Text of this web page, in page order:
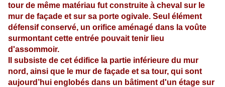
tour de même matériau fut construite à cheval sur le
mur de façade et sur sa porte ogivale. Seul élément
défensif conservé, un orifice aménagé dans la voûte
surmontant cette entrée pouvait tenir lieu
d'assommoir.
Il subsiste de cet édifice la partie inférieure du mur
nord, ainsi que le mur de façade et sa tour, qui sont
aujourd’hui englobés dans un bâtiment d'un étage sur